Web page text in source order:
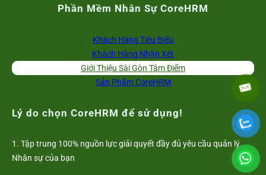
Phần Mềm Nhân Sự CoreHRM
Khách Hàng Tiêu Biểu
Khách Hàng Nhận Xét
Giới Thiệu Sài Gòn Tâm Điểm
Sản Phẩm CoreHRM
Lý do chọn CoreHRM để sử dụng!
1. Tập trung 100% nguồn lực giải quyết đầy đủ yêu cầu quản lý
Nhân sự của bạn